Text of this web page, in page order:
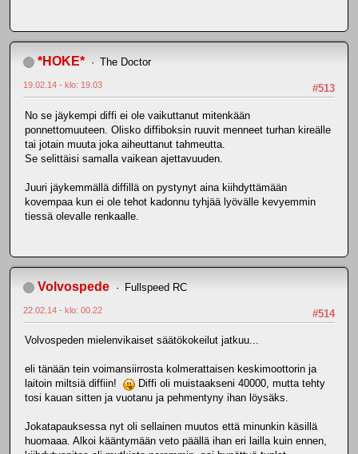
*HOKE* The Doctor
#513
19.02.14 - klo: 19.03
No se jäykempi diffi ei ole vaikuttanut mitenkään
ponnettomuuteen. Olisko diffiboksin ruuvit menneet turhan kireälle
tai jotain muuta joka aiheuttanut tahmeutta.
Se selittäisi samalla vaikean ajettavuuden.
Juuri jäykemmällä diffillä on pystynyt aina kiihdyttämään
kovempaa kun ei ole tehot kadonnu tyhjää lyövälle kevyemmin
tiessä olevalle renkaalle.
Volvospede Fullspeed RC
#514
22.02.14 - klo: 00.22
Volvospeden mielenvikaiset säätökokeilut jatkuu...
eli tänään tein voimansiirrosta kolmerattaisen keskimoottorin ja
laitoin miltsiä diffiin!
Diffi oli muistaakseni 40000, mutta tehty
tosi kauan sitten ja vuotanu ja pehmentyny ihan löysäks.
Jokatapauksessa nyt oli sellainen muutos että minunkin käsillä
huomaaa. Alkoi kääntymään veto päällä ihan eri lailla kuin ennen,